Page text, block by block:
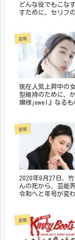
どんな役でもこな
すために、セリフ
芸能
現在人気上昇中の
型維持のために、
嬢様jewel』なるも
芸能
2020年9月27日、
んの死から、芸能
令和へと年号が変
芸能